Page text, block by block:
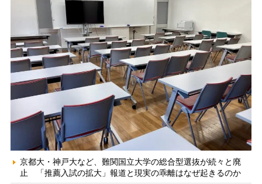
京都大・神戸大など、難関国立大学の総合型選抜が続々と廃
止 「推薦入試の拡大」報道と現実の乖離はなぜ起きるのか